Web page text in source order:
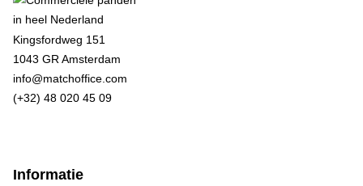
Kingsfordweg 151
1043 GR Amsterdam
info@matchoffice.com
(+32) 48 020 45 09
Informatie